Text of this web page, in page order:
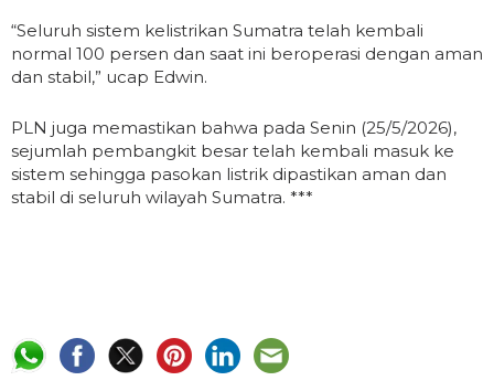
“Seluruh sistem kelistrikan Sumatra telah kembali
normal 100 persen dan saat ini beroperasi dengan aman
dan stabil,” ucap Edwin.
PLN juga memastikan bahwa pada Senin (25/5/2026),
sejumlah pembangkit besar telah kembali masuk ke
sistem sehingga pasokan listrik dipastikan aman dan
stabil di seluruh wilayah Sumatra. ***